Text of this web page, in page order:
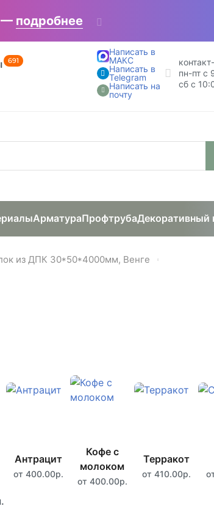
— подробнее
691
Написать в
МАКС
Написать в
Telegram
Написать на
почту
пн-пт с
сб с
АрматураПрофтрубаДекоративный
из ДПК 30*50*4000мм, Венге
Антрацит
от 400.00р.
Кофе с
молоком
от 400.00р.
Терракот
от 410.00р.